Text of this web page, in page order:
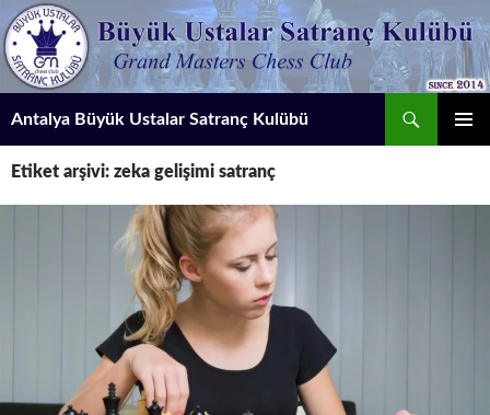
İçeriğe
atla
Antalya Büyük Ustalar Satranç Kulübü
Etiket arşivi: zeka gelişimi satranç